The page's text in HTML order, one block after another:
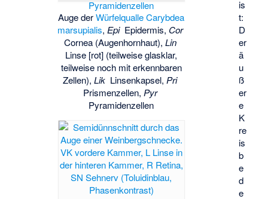
is
t:
D
er
ä
u
ß
er
e
K
re
is
b
e
d
e
Auge derWürfelqualle Carybdea
marsupialis, EpiEpidermis, Cor
Cornea (Augenhornhaut), Lin
Linse [rot] (teilweise glasklar,
teilweise noch mit erkennbaren
Zellen),Lik Linsenkapsel,Pri
Prismenzellen, Pyr
Pyramidenzellen